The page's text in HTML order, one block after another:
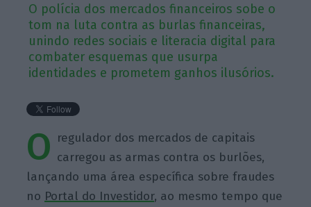
O polícia dos mercados financeiros sobe o
tom na luta contra as burlas financeiras,
unindo redes sociais e literacia digital para
combater esquemas que usurpa
identidades e prometem ganhos ilusórios.
O regulador dos mercados de capitais
carregou as armas contra os burlões,
lançando uma área específica sobre fraudes
no Portal do Investidor, ao mesmo tempo que